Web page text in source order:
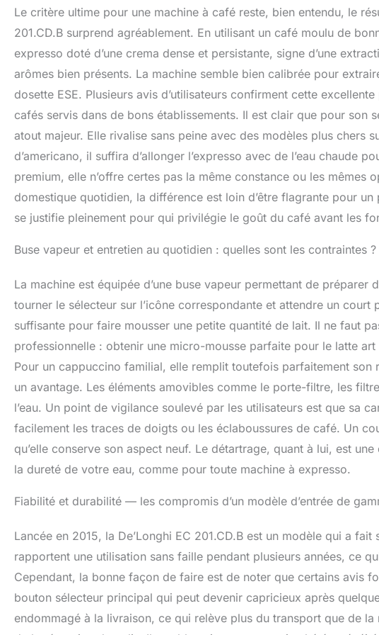
Le critère ultime pour une machine à café reste, bien entendu, le
201.CD.B surprend agréablement. En utilisant un café moulu de
expresso doté d’une crema dense et persistante, signe d’une
arômes bien présents. La machine semble bien calibrée pour
dosette ESE. Plusieurs avis d’utilisateurs confirment cette
cafés servis dans de bons établissements. Il est clair que pour son
atout majeur. Elle rivalise sans peine avec des modèles plus chers
d’americano, il suffira d’allonger l’expresso avec de l’eau chaude
premium, elle n’offre certes pas la même constance ou les mêmes
domestique quotidien, la différence est loin d’être flagrante pour
se justifie pleinement pour qui privilégie le goût du café avant les
Buse vapeur et entretien au quotidien : quelles sont les contraintes ?
La machine est équipée d’une buse vapeur permettant de
tourner le sélecteur sur l’icône correspondante et attendre un
suffisante pour faire mousser une petite quantité de lait. Il ne faut
professionnelle : obtenir une micro-mousse parfaite pour le latte
Pour un cappuccino familial, elle remplit toutefois parfaitement
un avantage. Les éléments amovibles comme le porte-filtre, les
l’eau. Un point de vigilance soulevé par les utilisateurs est que sa
facilement les traces de doigts ou les éclaboussures de café. Un
qu’elle conserve son aspect neuf. Le détartrage, quant à lui, est
la dureté de votre eau, comme pour toute machine à expresso.
Fiabilité et durabilité — les compromis d’un modèle d’entrée de
Lancée en 2015, la De’Longhi EC 201.CD.B est un modèle qui a
rapportent une utilisation sans faille pendant plusieurs années, ce
Cependant, la bonne façon de faire est de noter que certains avis
bouton sélecteur principal qui peut devenir capricieux après
endommagé à la livraison, ce qui relève plus du transport que de